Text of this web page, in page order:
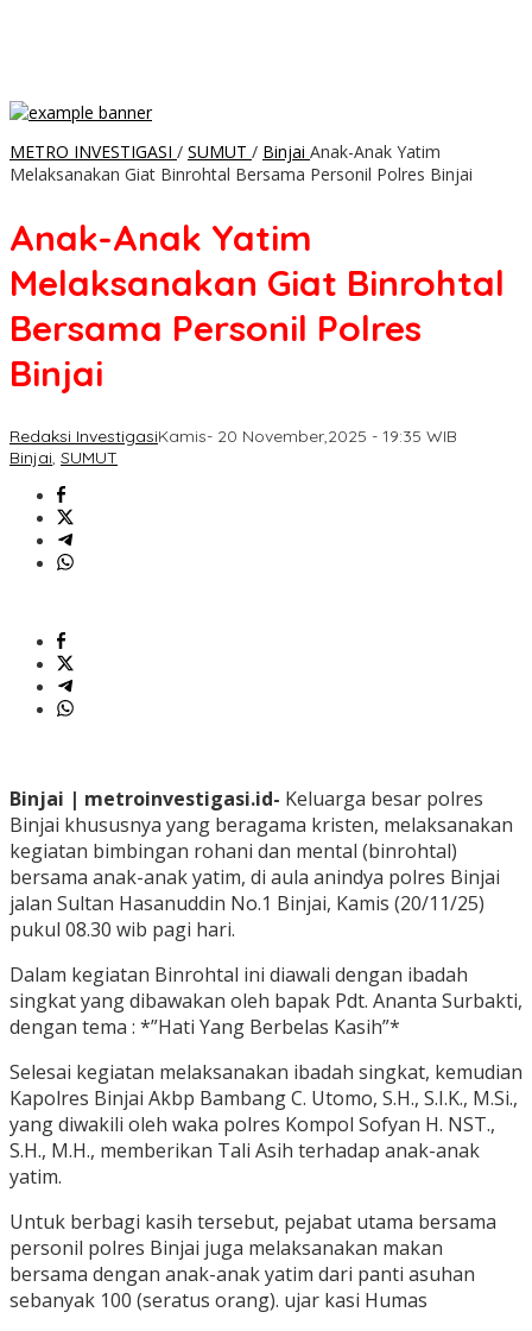
METRO INVESTIGASI / SUMUT / Binjai Anak-Anak Yatim
Melaksanakan Giat Binrohtal Bersama Personil Polres Binjai
Anak-Anak Yatim
Melaksanakan Giat Binrohtal
Bersama Personil Polres
Binjai
Redaksi InvestigasiKamis- 20 November,2025 - 19:35 WIB
Binjai, SUMUT
Binjai | metroinvestigasi.id- Keluarga besar polres
Binjai khususnya yang beragama kristen, melaksanakan
kegiatan bimbingan rohani dan mental (binrohtal)
bersama anak-anak yatim, di aula anindya polres Binjai
jalan Sultan Hasanuddin No.1 Binjai, Kamis (20/11/25)
pukul 08.30 wib pagi hari.
Dalam kegiatan Binrohtal ini diawali dengan ibadah
singkat yang dibawakan oleh bapak Pdt. Ananta Surbakti,
dengan tema : *”Hati Yang Berbelas Kasih”*
Selesai kegiatan melaksanakan ibadah singkat, kemudian
Kapolres Binjai Akbp Bambang C. Utomo, S.H., S.I.K., M.Si.,
yang diwakili oleh waka polres Kompol Sofyan H. NST.,
S.H., M.H., memberikan Tali Asih terhadap anak-anak
yatim.
Untuk berbagi kasih tersebut, pejabat utama bersama
personil polres Binjai juga melaksanakan makan
bersama dengan anak-anak yatim dari panti asuhan
sebanyak 100 (seratus orang). ujar kasi Humas